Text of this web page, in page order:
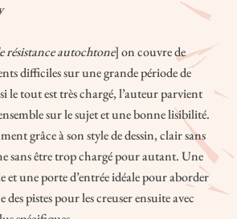
résistance autochtone] on couvre de
difficiles sur une grande période de
le tout est très chargé, l’auteur parvient
sur le sujet et une bonne lisibilité.
grâce à son style de dessin, clair sans
sans être trop chargé pour autant. Une
et une porte d’entrée idéale pour aborder
des pistes pour les creuser ensuite avec